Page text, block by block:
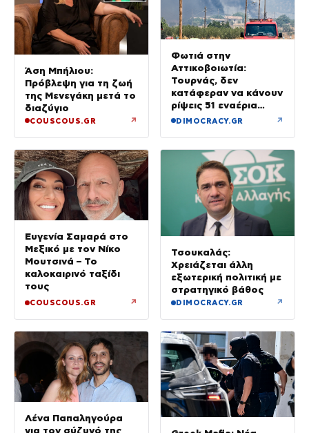
Άση Μπήλιου:
Πρόβλεψη για τη ζωή
της Μενεγάκη μετά το
διαζύγιο
COUSCOUS.GR ↗
Φωτιά στην
Αττικοβοιωτία:
Τουρνάς, δεν
κατάφεραν να κάνουν
ρίψεις 51 εναέρια
μέσα
DIMOCRACY.GR ↗
Ευγενία Σαμαρά στο
Μεξικό με τον Νίκο
Μουτσινά – Το
καλοκαιρινό ταξίδι
τους
COUSCOUS.GR ↗
Τσουκαλάς:
Χρειάζεται άλλη
εξωτερική πολιτική με
στρατηγικό βάθος
DIMOCRACY.GR ↗
Λένα Παπαληγούρα
για τον σύζυγό της